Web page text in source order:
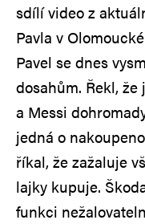
sdílí video z
Pavla v
Pavel se dnes
dosahům. Řekl,
a Messi
jedná o
říkal, že zažaluje
lajky kupuje.
funkci